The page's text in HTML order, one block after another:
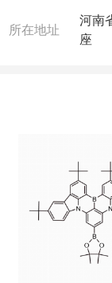
我司对高
作中有
所在地址
河南
座